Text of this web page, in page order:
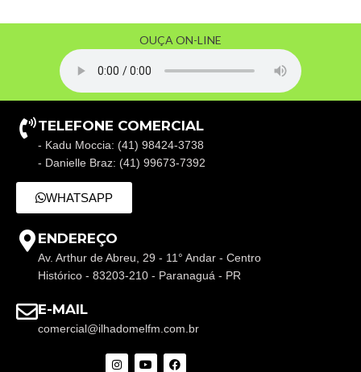
OUÇA ON-LINE
TELEFONE COMERCIAL
- Kadu Moccia: (41) 98424-3738
- Danielle Braz: (41) 99673-7392
WHATSAPP
ENDEREÇO
Av. Arthur de Abreu, 29 - 11° Andar - Centro
Histórico - 83203-210 - Paranaguá - PR
E-MAIL
comercial@ilhadomelfm.com.br